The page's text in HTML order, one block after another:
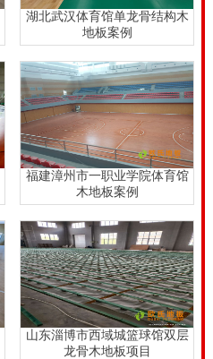
湖北武汉体育馆单龙骨结构木
地板案例
福建漳州市一职业学院体育馆
木地板案例
山东淄博市西域城篮球馆双层
龙骨木地板项目